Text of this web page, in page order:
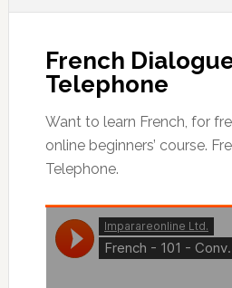
French
Telephone
Want to learn French, for
online beginners’ course.
Telephone.